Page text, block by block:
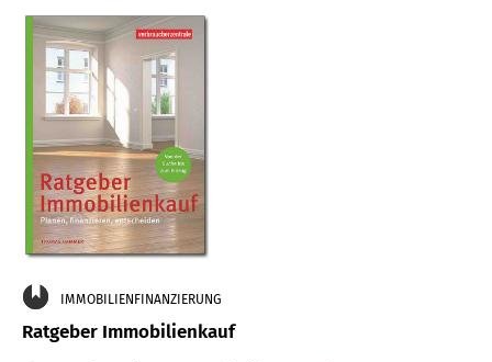
IMMOBILIENFINANZIERUNG
Ratgeber Immobilienkauf